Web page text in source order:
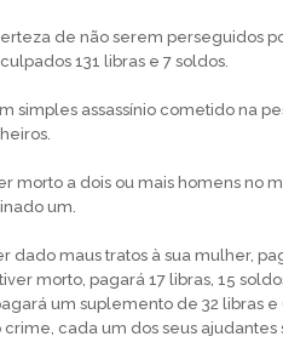
de não serem perseguidos
131 libras e 7 soldos.
simples assassínio cometido na
morto a dois ou mais homens no
um.
dado maus tratos à sua mulher,
morto, pagará 17 libras, 15
um suplemento de 32 libras
cada um dos seus